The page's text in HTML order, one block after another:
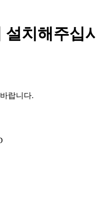
설치해주십
랍니다.